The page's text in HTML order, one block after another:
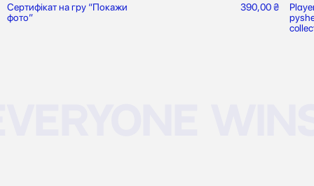
Сертифікат на гру “Покажи
фото”
390,00₴